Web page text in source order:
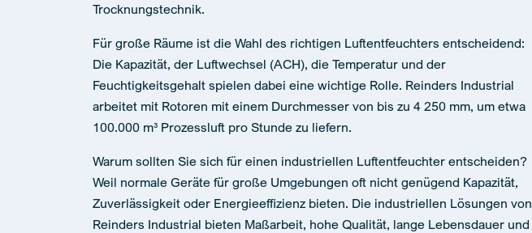
Trocknungstechnik.
Für große Räume ist die Wahl des richtigen Luftentfeuchters entscheidend:
Die Kapazität, der Luftwechsel (ACH), die Temperatur und der
Feuchtigkeitsgehalt spielen dabei eine wichtige Rolle. Reinders Industrial
arbeitet mit Rotoren mit einem Durchmesser von bis zu 4 250 mm, um etwa
100.000 m³ Prozessluft pro Stunde zu liefern.
Warum sollten Sie sich für einen industriellen Luftentfeuchter entscheiden?
Weil normale Geräte für große Umgebungen oft nicht genügend Kapazität,
Zuverlässigkeit oder Energieeffizienz bieten. Die industriellen Lösungen von
Reinders Industrial bieten Maßarbeit, hohe Qualität, lange Lebensdauer und